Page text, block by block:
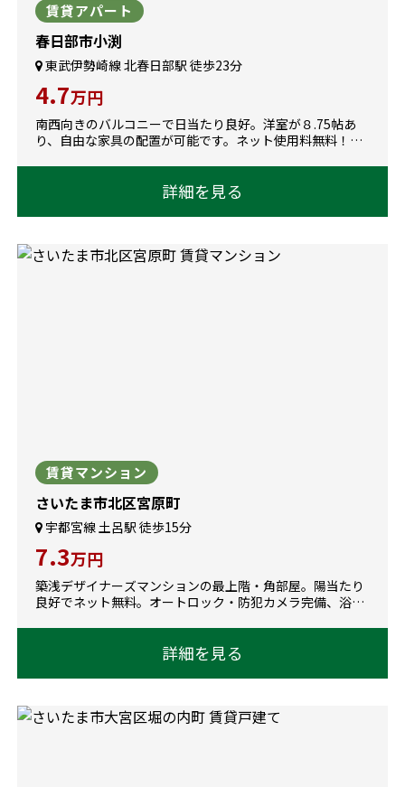
賃貸アパート
春日部市小渕
東武伊勢崎線 北春日部駅 徒歩23分
4.7万円
南西向きのバルコニーで日当たり良好。洋室が８.75帖あ
り、自由な家具の配置が可能です。ネット使用料無料！宅
詳細を見る
賃貸マンション
さいたま市北区宮原町
宇都宮線 土呂駅 徒歩15分
7.3万円
築浅デザイナーズマンションの最上階・角部屋。陽当たり
良好でネット無料。オートロック・防犯カメラ完備、浴室
詳細を見る